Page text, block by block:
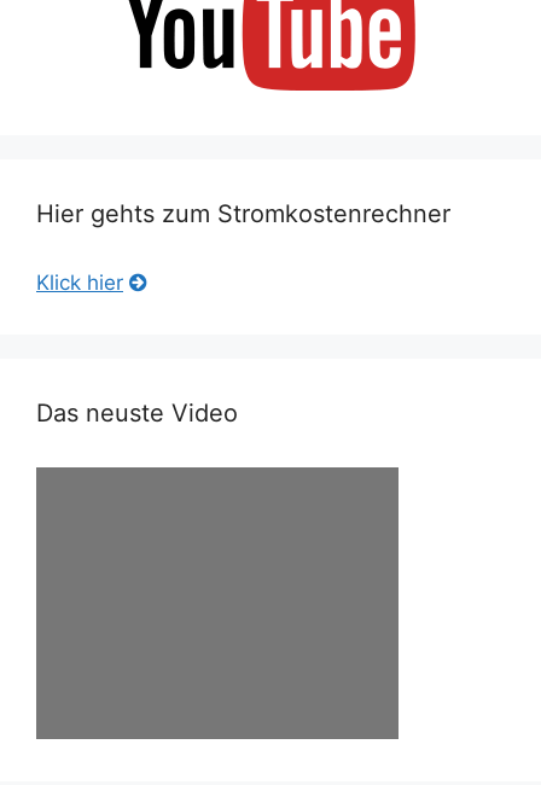
Hier gehts zum Stromkostenrechner
Klick hier
Das neuste Video